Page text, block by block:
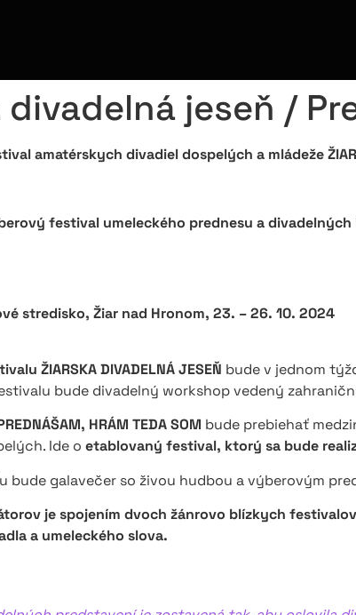
divadelná jeseň /
amatérskych divadiel dospelých a mládeže
festival umeleckého prednesu a divadelných
stredisko, Žiar nad Hronom, 23. – 26. 10. 2024
ŽIARSKA DIVADELNÁ JESEŇ bude v jednom
bude divadelný workshop vedený
HRÁM TEDA SOM bude prebiehať
Ide o etablovaný festival, ktorý sa bude
bude galavečer so živou hudbou a výberovým
je spojením dvoch žánrovo blízkych
a umeleckého slova.